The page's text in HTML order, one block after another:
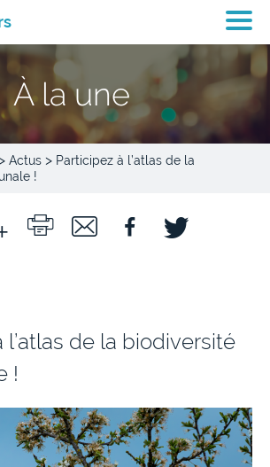
À la une
Actus > Participez à l’atlas de la
!
l’atlas de la biodiversité
!